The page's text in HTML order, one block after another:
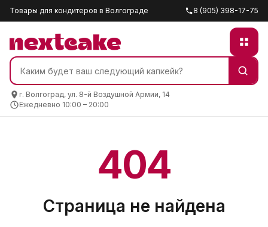
Товары для кондитеров в Волгограде 8 (905) 398-17-75
г. Волгоград, ул. 8-й Воздушной Армии, 14
Ежедневно 10:00 – 20:00
404
Страница не найдена